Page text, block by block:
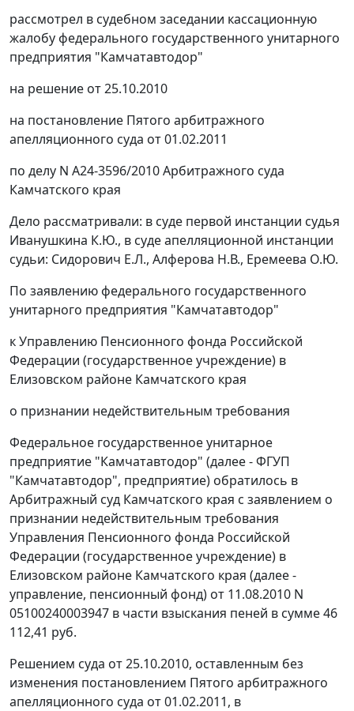
рассмотрел в судебном заседании кассационную
жалобу федерального государственного унитарного
предприятия "Камчатавтодор"
на решение от 25.10.2010
на постановление Пятого арбитражного
апелляционного суда от 01.02.2011
по делу N А24-3596/2010 Арбитражного суда
Камчатского края
Дело рассматривали: в суде первой инстанции судья
Иванушкина К.Ю., в суде апелляционной инстанции
судьи: Сидорович Е.Л., Алферова Н.В., Еремеева О.Ю.
По заявлению федерального государственного
унитарного предприятия "Камчатавтодор"
к Управлению Пенсионного фонда Российской
Федерации (государственное учреждение) в
Елизовском районе Камчатского края
о признании недействительным требования
Федеральное государственное унитарное
предприятие "Камчатавтодор" (далее - ФГУП
"Камчатавтодор", предприятие) обратилось в
Арбитражный суд Камчатского края с заявлением о
признании недействительным требования
Управления Пенсионного фонда Российской
Федерации (государственное учреждение) в
Елизовском районе Камчатского края (далее -
управление, пенсионный фонд) от 11.08.2010 N
05100240003947 в части взыскания пеней в сумме 46
112,41 руб.
Решением суда от 25.10.2010, оставленным без
изменения постановлением Пятого арбитражного
апелляционного суда от 01.02.2011, в